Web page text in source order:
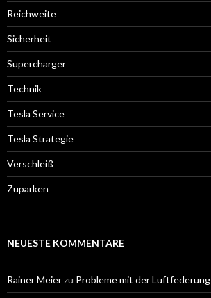
Reichweite
Sicherheit
Supercharger
Technik
Tesla Service
Tesla Strategie
Verschleiß
Zuparken
NEUESTE KOMMENTARE
Rainer Meierzu Probleme mit der Luftfederung